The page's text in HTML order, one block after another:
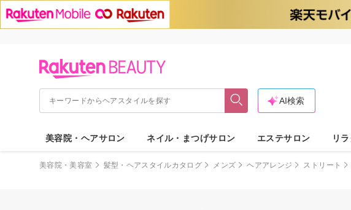
AI検索
美容院・ヘアサロン ネイル・まつげサロン エステサロン リ
美容院・美容室 髪型・ヘアスタイルカタログ メンズ ヘアアレンジ ストリート